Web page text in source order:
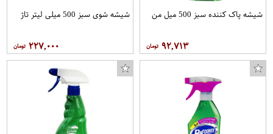
شیشه پاک کننده سبز 500 میل من
۹۲,۷۱۳
شیشه شوی سبز 500 میلی لیتر تاژ
۲۲۷,۰۰۰